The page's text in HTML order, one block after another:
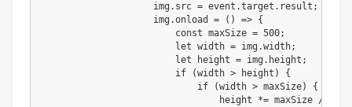
                    img.src = event.target.result;
                    img.onload = () => {
                        const maxSize = 500;
                        let width = img.width;
                        let height = img.height;
                        if (width > height) {
                            if (width > maxSize) {
height *= maxSize /